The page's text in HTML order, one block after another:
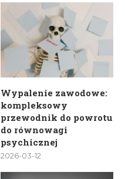
Wypalenie zawodowe:
kompleksowy
przewodnik do powrotu
do równowagi
psychicznej
2026-03-12